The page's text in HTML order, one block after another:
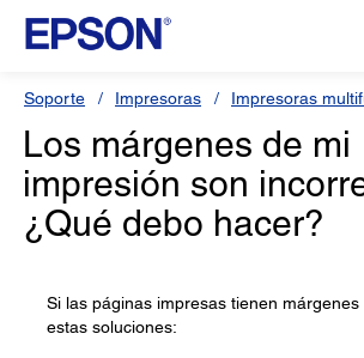
Soporte Impresoras Impresoras
Los márgenes de mi
impresión son
¿Qué debo hacer?
Si las páginas impresas tienen
estas soluciones: